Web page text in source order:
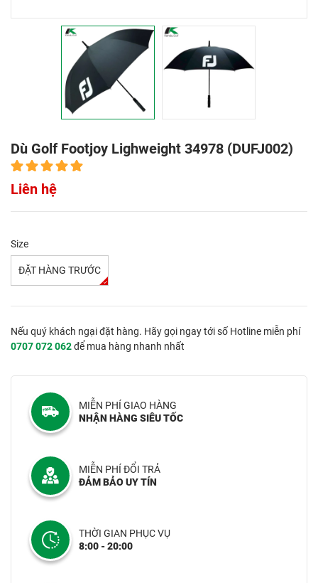
Dù Golf Footjoy Lighweight 34978 (DUFJ002)
Liên hệ
Size
ĐẶT HÀNG TRƯỚC
Nếu quý khách ngại đặt hàng. Hãy gọi ngay tới số Hotline miễn phí
0707 072 062để mua hàng nhanh nhất
MIỄN PHÍ GIAO HÀNG
NHẬN HÀNG SIÊU TỐC
MIỄN PHÍ ĐỔI TRẢ
ĐẢM BẢO UY TÍN
THỜI GIAN PHỤC VỤ
8:00 - 20:00